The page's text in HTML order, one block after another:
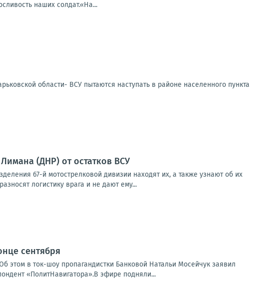
наших солдат.«На...
области- ВСУ пытаются наступать в районе населенного пункта
(ДНР) от остатков ВСУ
67-й мотострелковой дивизии находят их, а также узнают об их
логистику врага и не дают ему...
сентября
этом в ток-шоу пропагандистки Банковой Натальи Мосейчук заявил
«ПолитНавигатора».В эфире подняли...